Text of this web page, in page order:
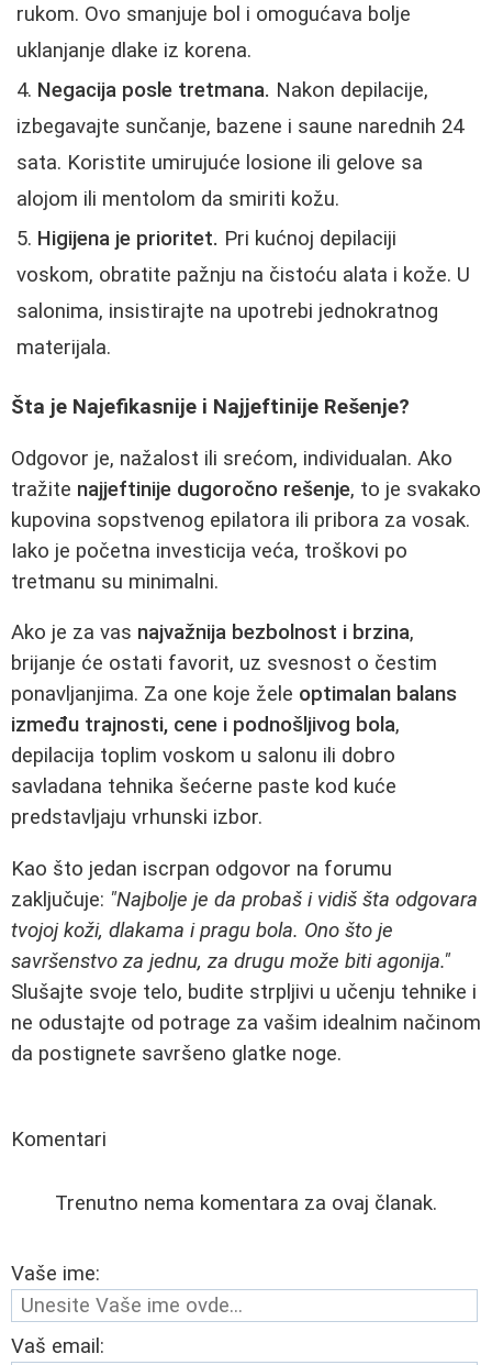
rukom. Ovo smanjuje bol i omogućava bolje
uklanjanje dlake iz korena.
Negacija posle tretmana. Nakon depilacije,
izbegavajte sunčanje, bazene i saune narednih 24
sata. Koristite umirujuće losione ili gelove sa
alojom ili mentolom da smiriti kožu.
Higijena je prioritet. Pri kućnoj depilaciji
voskom, obratite pažnju na čistoću alata i kože. U
salonima, insistirajte na upotrebi jednokratnog
materijala.
Šta je Najefikasnije i Najjeftinije Rešenje?
Odgovor je, nažalost ili srećom, individualan. Ako
tražite najjeftinije dugoročno rešenje, to je svakako
kupovina sopstvenog epilatora ili pribora za vosak.
Iako je početna investicija veća, troškovi po
tretmanu su minimalni.
Ako je za vas najvažnija bezbolnost i brzina,
brijanje će ostati favorit, uz svesnost o čestim
ponavljanjima. Za one koje žele optimalan balans
između trajnosti, cene i podnošljivog bola,
depilacija toplim voskom u salonu ili dobro
savladana tehnika šećerne paste kod kuće
predstavljaju vrhunski izbor.
Kao što jedan iscrpan odgovor na forumu
zaključuje: "Najbolje je da probaš i vidiš šta odgovara
tvojoj koži, dlakama i pragu bola. Ono što je
savršenstvo za jednu, za drugu može biti agonija."
Slušajte svoje telo, budite strpljivi u učenju tehnike i
ne odustajte od potrage za vašim idealnim načinom
da postignete savršeno glatke noge.
Komentari
Trenutno nema komentara za ovaj članak.
Vaše ime:
Vaš email: